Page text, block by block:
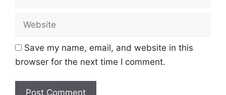
Save my name, email, and website in this
browser for the next time I comment.